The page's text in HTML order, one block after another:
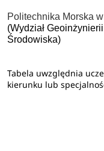
Politechnika Morska
(Wydział
Środowiska)
Tabela uwzględnia
kierunku lub